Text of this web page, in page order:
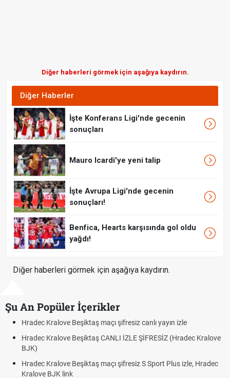
Diğer haberleri görmek için aşağıya kaydırın.
Diğer Haberler
İşte Konferans Ligi'nde gecenin
sonuçları
Mauro Icardi'ye yeni talip
İşte Avrupa Ligi'nde gecenin
sonuçları!
Benfica, Hearts karşısında gol oldu
yağdı!
Diğer haberleri görmek için aşağıya kaydırın.
Şu An Popüler İçerikler
Beşiktaş maçı şifresiz canlı yayın izle
Beşiktaş CANLI İZLE ŞİFRESİZ (Hradec Kralove
Beşiktaş maçı şifresiz S Sport Plus izle, Hradec
Hradec
Trivela